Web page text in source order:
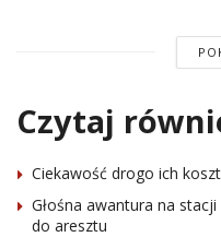
Czytaj
Ciekawość drogo ich
Głośna awantura na
do aresztu